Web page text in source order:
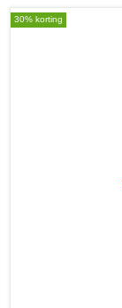
30% korting